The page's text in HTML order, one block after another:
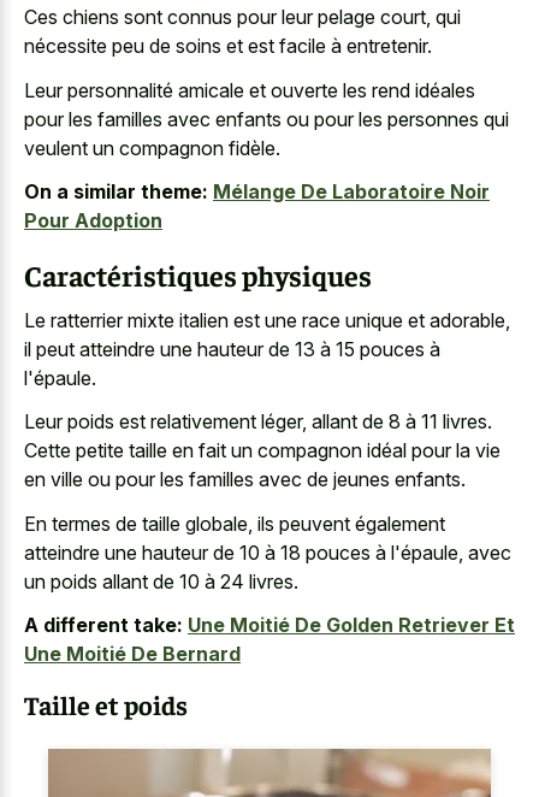
Ces chiens sont connus pour leur pelage court, qui
nécessite peu de soins et est facile à entretenir.
Leur personnalité amicale et ouverte les rend idéales
pour les familles avec enfants ou pour les personnes qui
veulent un compagnon fidèle.
On a similar theme: Mélange De Laboratoire Noir
Pour Adoption
Caractéristiques physiques
Le ratterrier mixte italien est une race unique et adorable,
il peut atteindre une hauteur de 13 à 15 pouces à
l'épaule.
Leur poids est relativement léger, allant de 8 à 11 livres.
Cette petite taille en fait un compagnon idéal pour la vie
en ville ou pour les familles avec de jeunes enfants.
En termes de taille globale, ils peuvent également
atteindre une hauteur de 10 à 18 pouces à l'épaule, avec
un poids allant de 10 à 24 livres.
A different take: Une Moitié De Golden Retriever Et
Une Moitié De Bernard
Taille et poids